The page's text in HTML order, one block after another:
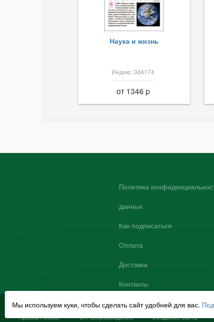
Наука и жизнь
Индекс Э34174
от 1346 p
Политика
данных
Как подписаться
Оплата
Доставка
Контакты
© 2007-2025
Пресса России
НЦР Руконт
ИТ-сопровождение
Promoting
Создание сайта
Мы используем куки, чтобы сделать сайт удобней для вас.